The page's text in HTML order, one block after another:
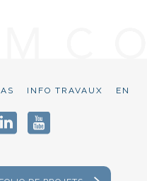
INFO TRAVAUX EN